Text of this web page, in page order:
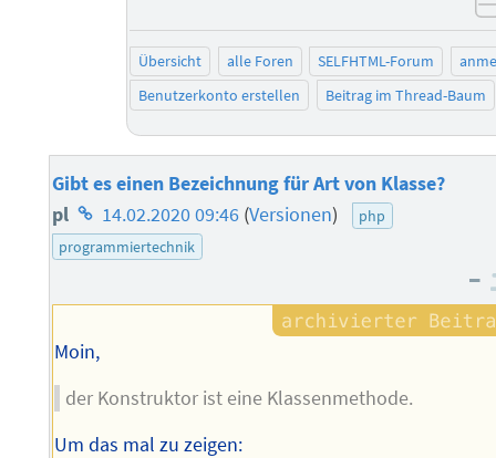
Übersicht alle Foren SELFHTML-Forum
Benutzerkonto erstellen
Beitrag im Thread-Baum
Gibt es einen Bezeichnung für Art von Klasse?
pl Homepage
des
14.02.2020 09:46 (Versionen)
php
programmiertechnik
–
Moin,
der Konstruktor ist eine Klassenmethode.
Um das mal zu zeigen: